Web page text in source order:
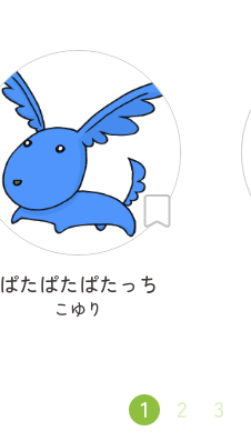
ぱたぱたぱたっち
こゆり
1 2 3